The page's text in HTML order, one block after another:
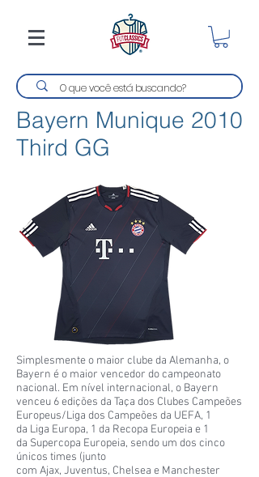
Bayern Munique 2010
Third GG
Simplesmente o maior clube da Alemanha, o
Bayern é o maior vencedor do campeonato
nacional. Em nível internacional, o Bayern
venceu 6 edições da Taça dos Clubes Campeões
Europeus/Liga dos Campeões da UEFA, 1
da Liga Europa, 1 da Recopa Europeia e 1
da Supercopa Europeia, sendo um dos cinco
únicos times (junto
com Ajax, Juventus, Chelsea e Manchester